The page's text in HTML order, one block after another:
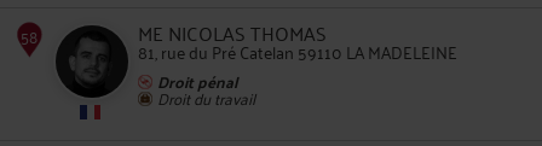
ME NICOLAS THOMAS
81, rue du Pré Catelan 59110 LA MADELEINE
Droit pénal
Droit du travail